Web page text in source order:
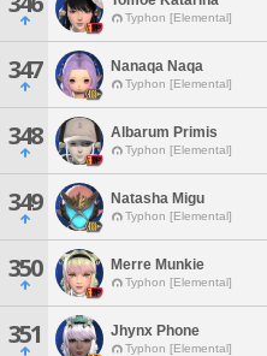
Typhon [Elemental]
347 Nanaqa Naqa
Typhon [Elemental]
348 Albarum Primis
Typhon [Elemental]
349 Natasha Migu
Typhon [Elemental]
350 Merre Munkie
Typhon [Elemental]
351 Jhynx Phone
Typhon [Elemental]